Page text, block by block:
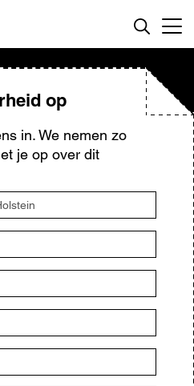
op
in. We nemen zo
je op over dit